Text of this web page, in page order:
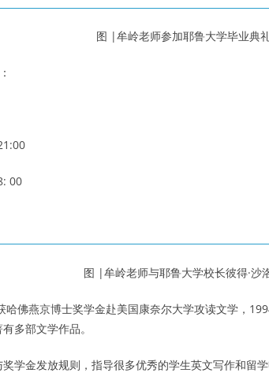
图 |牟岭老师参加耶鲁大学毕业典
00
图 |牟岭老师与耶鲁大学校长彼得·沙
佛燕京博士奖学金赴美国康奈尔大学攻读文学，
多部文学作品。
学金发放规则，指导很多优秀的学生英文写作和留